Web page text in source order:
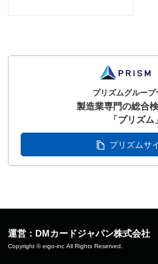
プリズムグループ
製造業専門の総合
「プリズム」
プリズムサ
運営：DMカードジャパン株式会社
Copyright © eigo-inc All Rights Reserved.